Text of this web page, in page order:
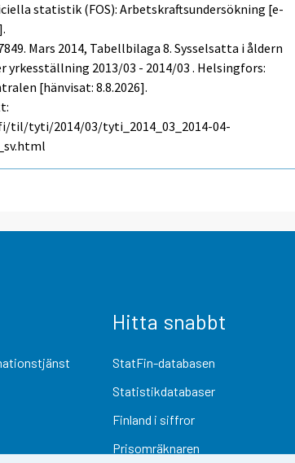
statistik (FOS): Arbetskraftsundersökning [e-
Mars 2014, Tabellbilaga 8. Sysselsatta i åldern
yrkesställning 2013/03 - 2014/03 . Helsingfors:
[hänvisat: 8.8.2026].
tyti/2014/03/tyti_2014_03_2014-04-
Hitta snabbt
StatFin-databasen
Statistikdatabaser
Finland i siffror
Prisomräknaren